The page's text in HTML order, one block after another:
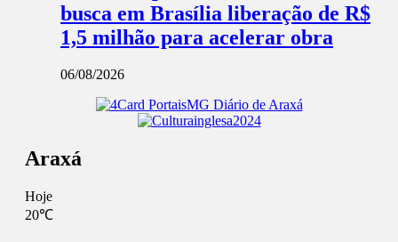
busca em Brasília liberação de R$
1,5 milhão para acelerar obra
06/08/2026
Araxá
Hoje
20℃